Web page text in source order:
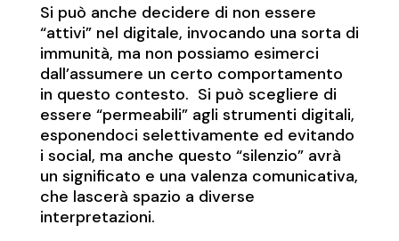
Si può anche decidere di non essere
“attivi” nel digitale, invocando una sorta di
immunità, ma non possiamo esimerci
dall’assumere un certo comportamento
in questo contesto. Si può scegliere di
essere “permeabili” agli strumenti digitali,
esponendoci selettivamente ed evitando
i social, ma anche questo “silenzio” avrà
un significato e una valenza comunicativa,
che lascerà spazio a diverse
interpretazioni.